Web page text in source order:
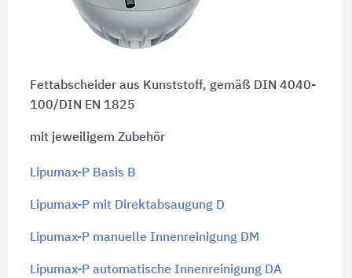
Fettabscheider aus Kunststoff, gemäß DIN 4040-
100/DIN EN 1825
mit jeweiligem Zubehör
Lipumax-P Basis B
Lipumax-P mit Direktabsaugung D
Lipumax-P manuelle Innenreinigung DM
Lipumax-P automatische Innenreinigung DA